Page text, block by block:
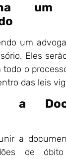
um
um
Eles
o
das leis
a
a
de